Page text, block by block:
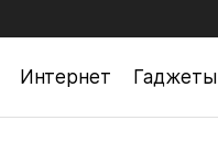
Интернет Гаджеты